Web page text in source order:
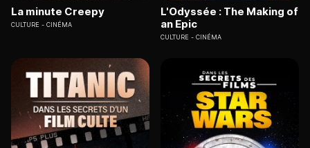
La minute Creepy
CULTURE CINÉMA
L'Odyssée : The Making of
an Epic
CULTURE CINÉMA